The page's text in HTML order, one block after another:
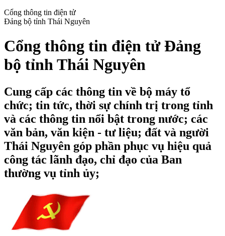
Cổng thông tin điện tử
Đảng bộ tỉnh Thái Nguyên
Cổng thông tin điện tử Đảng
bộ tỉnh Thái Nguyên
Cung cấp các thông tin về bộ máy tổ
chức; tin tức, thời sự chính trị trong tỉnh
và các thông tin nổi bật trong nước; các
văn bản, văn kiện - tư liệu; đất và người
Thái Nguyên góp phần phục vụ hiệu quả
công tác lãnh đạo, chỉ đạo của Ban
thường vụ tỉnh ủy;